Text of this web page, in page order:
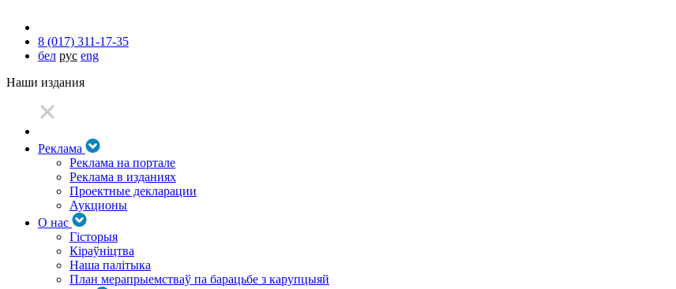
8 (017) 311-17-35
бел рус eng
Наши издания
Реклама
Реклама на портале
Реклама в изданиях
Проектные декларации
Аукционы
О нас
Гісторыя
Кіраўніцтва
Наша палітыка
План мерапрыемстваў па барацьбе з карупцыяй